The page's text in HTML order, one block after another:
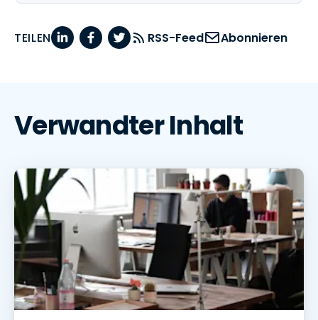
TEILEN RSS-Feed Abonnieren
Verwandter Inhalt